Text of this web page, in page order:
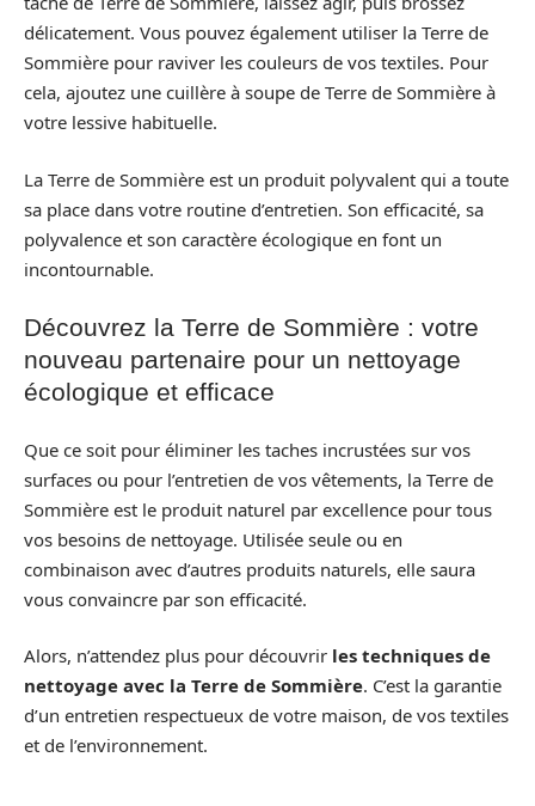
délicatement. Vous pouvez également utiliser la Terre de
Sommière pour raviver les couleurs de vos textiles. Pour
cela, ajoutez une cuillère à soupe de Terre de Sommière à
votre lessive habituelle.
La Terre de Sommière est un produit polyvalent qui a toute
sa place dans votre routine d’entretien. Son efficacité, sa
polyvalence et son caractère écologique en font un
incontournable.
Découvrez la Terre de Sommière : votre
nouveau partenaire pour un nettoyage
écologique et efficace
Que ce soit pour éliminer les taches incrustées sur vos
surfaces ou pour l’entretien de vos vêtements, la Terre de
Sommière est le produit naturel par excellence pour tous
vos besoins de nettoyage. Utilisée seule ou en
combinaison avec d’autres produits naturels, elle saura
vous convaincre par son efficacité.
Alors, n’attendez plus pour découvrir les techniques de
nettoyage avec la Terre de Sommière. C’est la garantie
d’un entretien respectueux de votre maison, de vos textiles
et de l’environnement.